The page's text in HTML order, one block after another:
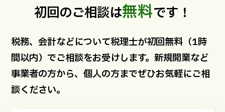
初回のご相談は無料です！
税務、会計などについて税理士が初回無料（1時
間以内）でご相談をお受けします。新規開業など
事業者の方から、個人の方までぜひお気軽にご相
談ください。